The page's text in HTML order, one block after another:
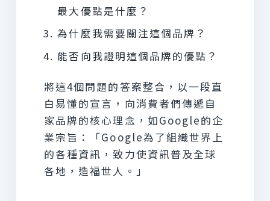
最大優點是什麼？
為什麼我需要關注這個品牌？
能否向我證明這個品牌的優點？
將這4個問題的答案整合，以一段直
白易懂的宣言，向消費者們傳遞自
家品牌的核心理念，如Google的企
業宗旨：「Google為了組織世界上
的各種資訊，致力使資訊普及全球
各地，造福世人。」